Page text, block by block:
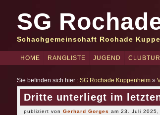
SG
Schachgemeinschaft Rochade
HOME RANGLISTE JUGEND
Sie befinden sich hier : SG Rochade Kuppenheim»
Dritte unterliegt im
publiziert von Gerhard Gorges am 23. Juli